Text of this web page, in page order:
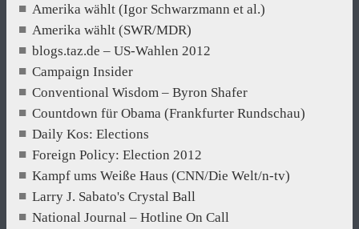
Amerika wählt (Igor Schwarzmann et al.)
Amerika wählt (SWR/MDR)
blogs.taz.de – US-Wahlen 2012
Campaign Insider
Conventional Wisdom – Byron Shafer
Countdown für Obama (Frankfurter Rundschau)
Daily Kos: Elections
Foreign Policy: Election 2012
Kampf ums Weiße Haus (CNN/Die Welt/n-tv)
Larry J. Sabato's Crystal Ball
National Journal – Hotline On Call